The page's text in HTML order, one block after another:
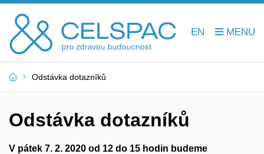
EN
Odstávka dotazníků
Odstávka dotazníků
V pátek 7. 2. 2020 od 12 do 15 hodin budeme